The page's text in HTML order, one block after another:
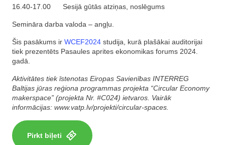
16.40-17.00 Sesijā gūtās atziņas, noslēgums
Semināra darba valoda – angļu.
Šis pasākums ir WCEF2024 studija, kurā plašākai auditorijai
tiek prezentēts Pasaules aprites ekonomikas forums 2024.
gadā.
Aktivitātes tiek īstenotas Eiropas Savienības INTERREG
Baltijas jūras reģiona programmas projekta “Circular Economy
makerspace” (projekta Nr. #C024) ietvaros. Vairāk
informācijas: www.vatp.lv/projekti/circular-spaces.
Pirkt biļeti